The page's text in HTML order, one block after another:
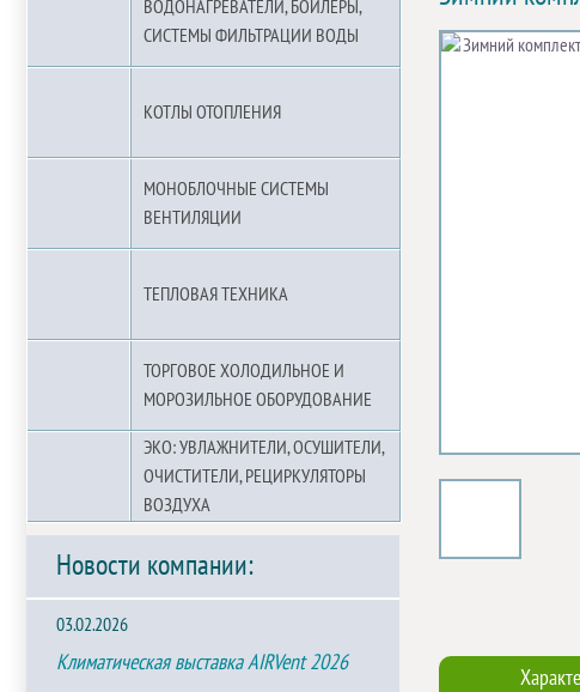
ВОДОНАГРЕВАТЕЛИ, БОЙЛЕРЫ,
СИСТЕМЫ ФИЛЬТРАЦИИ ВОДЫ
КОТЛЫ ОТОПЛЕНИЯ
МОНОБЛОЧНЫЕ СИСТЕМЫ
ВЕНТИЛЯЦИИ
ТЕПЛОВАЯ ТЕХНИКА
ТОРГОВОЕ ХОЛОДИЛЬНОЕ И
МОРОЗИЛЬНОЕ ОБОРУДОВАНИЕ
ЭКО: УВЛАЖНИТЕЛИ, ОСУШИТЕЛИ,
ОЧИСТИТЕЛИ, РЕЦИРКУЛЯТОРЫ
ВОЗДУХА
Новости компании:
03.02.2026
Климатическая выставка AIRVent 2026